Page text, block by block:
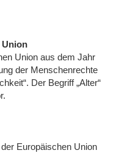
Union
Union aus dem Jahr
der Menschenrechte
Der Begriff „Alter“
Europäischen Union